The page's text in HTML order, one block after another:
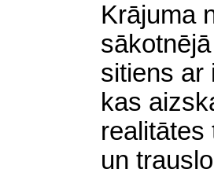
Krājuma
sitiens ar
kas
realitātes
un